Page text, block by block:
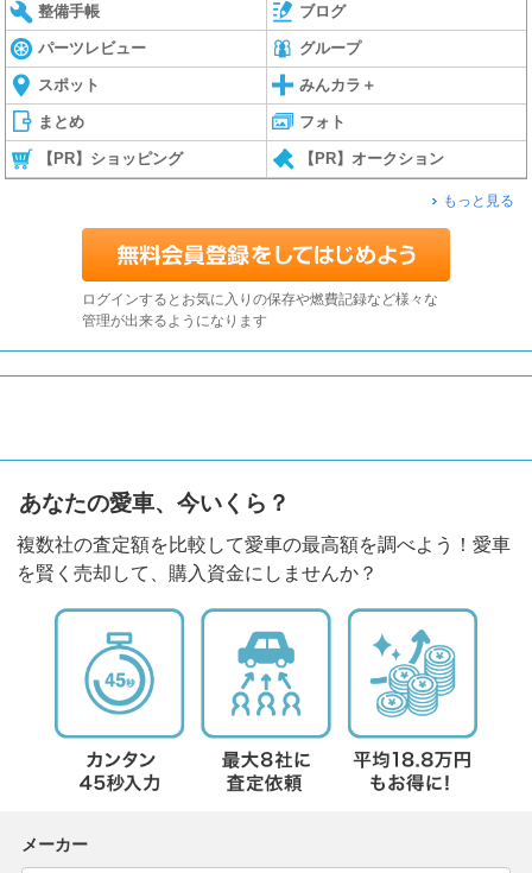
整備手帳 ブログ
パーツレビュー グループ
スポット みんカラ＋
まとめ フォト
【PR】ショッピング 【PR】オークション
もっと見る
ログインするとお気に入りの保存や燃費記録など様々な
管理が出来るようになります
あなたの愛車、今いくら？
複数社の査定額を比較して愛車の最高額を調べよう！愛車
を賢く売却して、購入資金にしませんか？
メーカー